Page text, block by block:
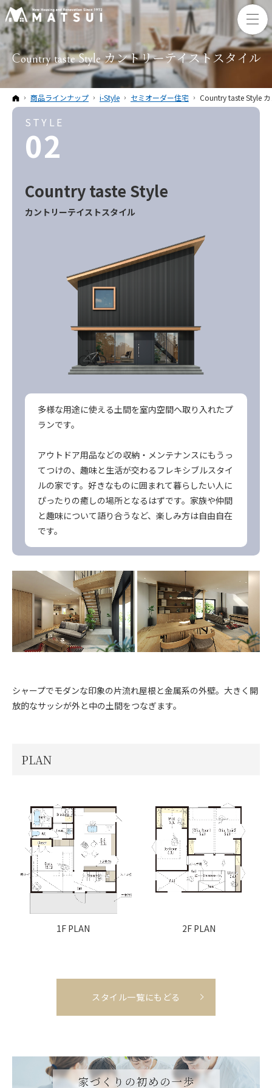
Country taste Style カントリーテイストスタイル
ホーム
商品ラインナップ i-Style セミオーダー住宅 Country taste Style
STYLE
02
Country taste Style
カントリーテイストスタイル
多様な用途に使える土間を室内空間へ取り入れたプ
ランです。
アウトドア用品などの収納・メンテナンスにもうっ
てつけの、趣味と生活が交わるフレキシブルスタイ
ルの家です。好きなものに囲まれて暮らしたい人に
ぴったりの癒しの場所となるはずです。家族や仲間
と趣味について語り合うなど、楽しみ方は自由自在
です。
シャープでモダンな印象の片流れ屋根と金属系の外壁。大きく開
放的なサッシが外と中の土間をつなぎます。
PLAN
1F PLAN 2F PLAN
スタイル一覧にもどる